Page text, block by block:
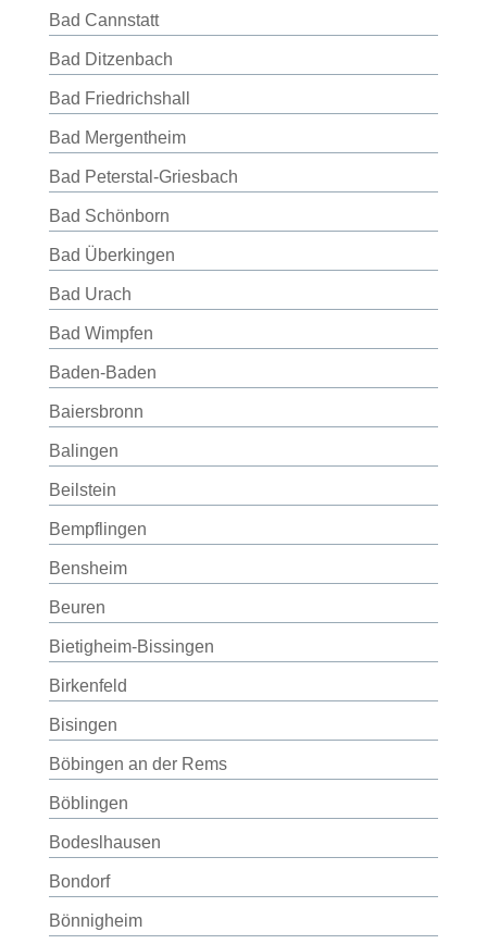
Bad Cannstatt
Bad Ditzenbach
Bad Friedrichshall
Bad Mergentheim
Bad Peterstal-Griesbach
Bad Schönborn
Bad Überkingen
Bad Urach
Bad Wimpfen
Baden-Baden
Baiersbronn
Balingen
Beilstein
Bempflingen
Bensheim
Beuren
Bietigheim-Bissingen
Birkenfeld
Bisingen
Böbingen an der Rems
Böblingen
Bodeslhausen
Bondorf
Bönnigheim